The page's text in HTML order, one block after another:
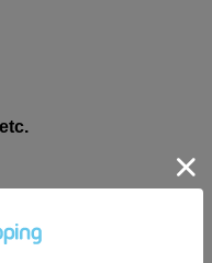
人気の32大会をピックアッ
説、高低差、制限時間など、